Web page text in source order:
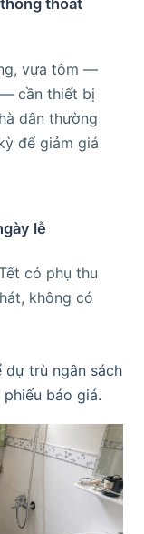
thoát
vựa tôm —
cần thiết bị
dân thường
để giảm giá
lễ
có phụ thu
không có
dự trù ngân sách
báo giá.